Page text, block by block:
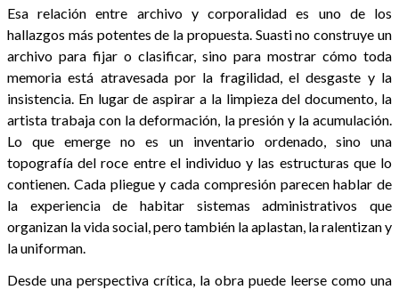
Esa relación entre archivo y corporalidad es uno de los
hallazgos más potentes de la propuesta. Suasti no construye un
archivo para fijar o clasificar, sino para mostrar cómo toda
memoria está atravesada por la fragilidad, el desgaste y la
insistencia. En lugar de aspirar a la limpieza del documento, la
artista trabaja con la deformación, la presión y la acumulación.
Lo que emerge no es un inventario ordenado, sino una
topografía del roce entre el individuo y las estructuras que lo
contienen. Cada pliegue y cada compresión parecen hablar de
la experiencia de habitar sistemas administrativos que
organizan la vida social, pero también la aplastan, la ralentizan y
la uniforman.
Desde una perspectiva crítica, la obra puede leerse como una